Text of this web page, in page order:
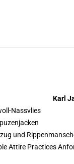
Karl
Nassvlies
und
Attire Practices